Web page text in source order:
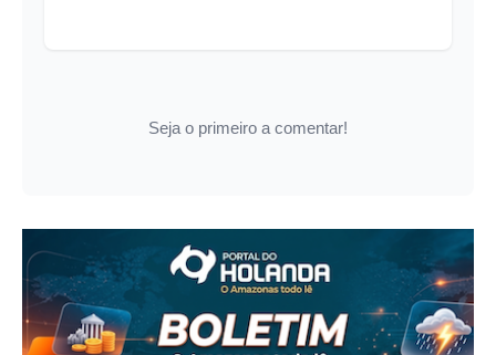
Seja o primeiro a comentar!